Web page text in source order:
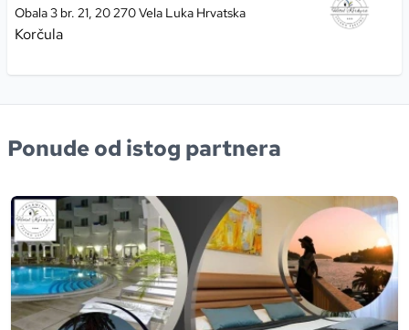
Obala 3 br. 21, 20 270 Vela Luka Hrvatska
Korčula
Ponude od istog partnera